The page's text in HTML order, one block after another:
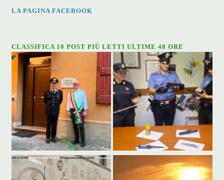
LA PAGINA FACEBOOK
CLASSIFICA 10 POST PIÙ LETTI ULTIME 48 ORE